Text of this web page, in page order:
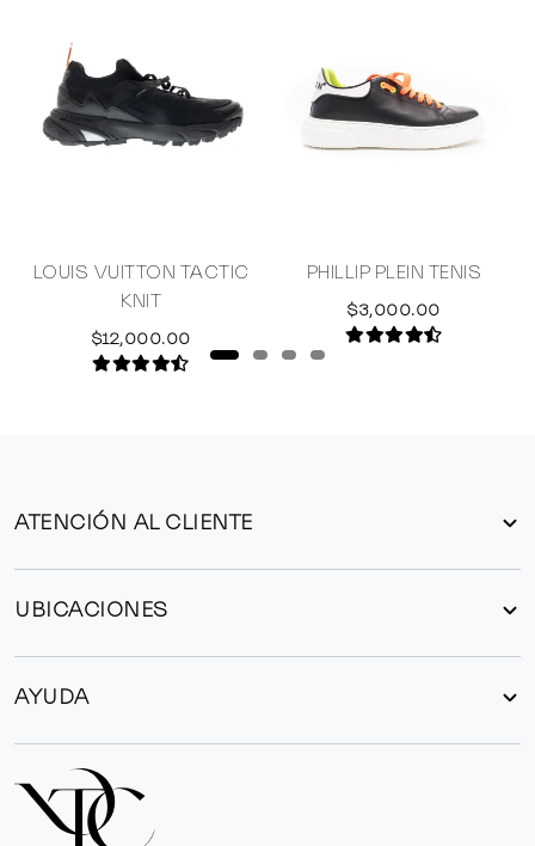
LOUIS VUITTON TACTIC
KNIT
$12,000.00
PHILLIP PLEIN TENIS
$3,000.00
ATENCIÓN AL CLIENTE
UBICACIONES
AYUDA